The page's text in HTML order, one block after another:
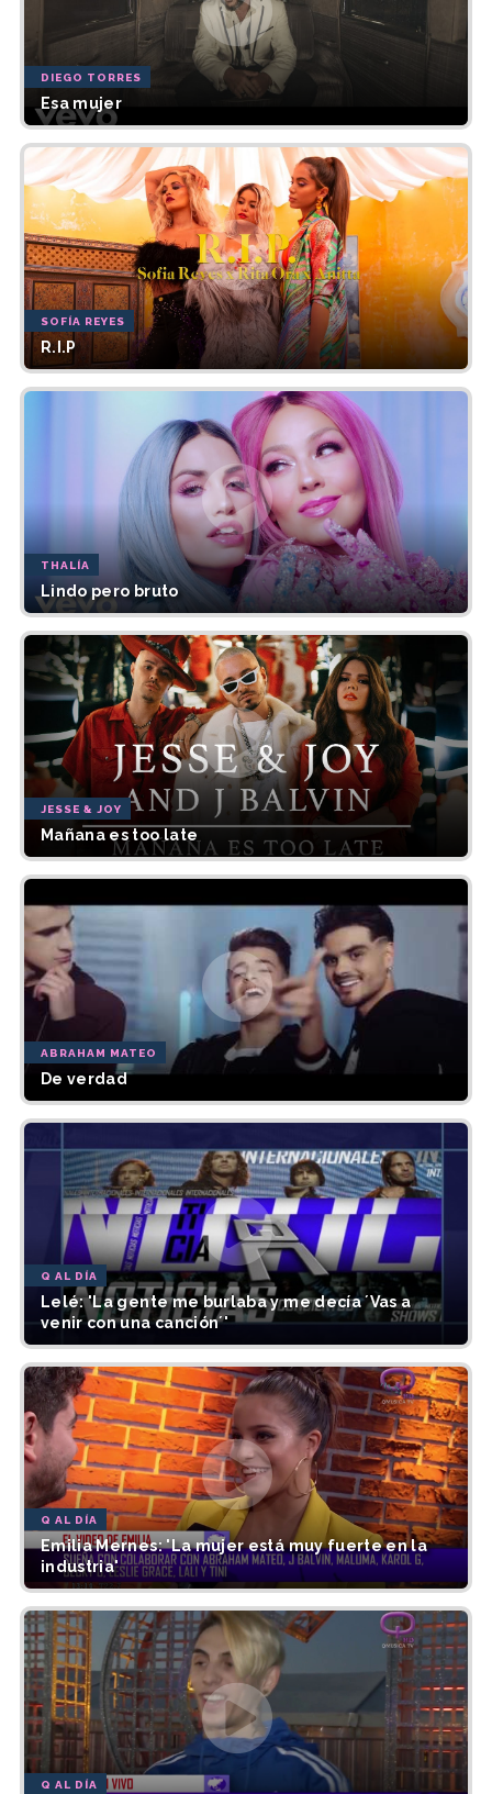
DIEGO TORRES
Esa mujer
SOFÍA REYES
R.I.P
THALÍA
Lindo pero bruto
JESSE & JOY
Mañana es too late
ABRAHAM MATEO
De verdad
Q AL DÍA
Lelé: 'La gente me burlaba y me decía ´Vas a
venir con una canción´'
Q AL DÍA
Emilia Mernes: 'La mujer está muy fuerte en la
industria'
Q AL DÍA